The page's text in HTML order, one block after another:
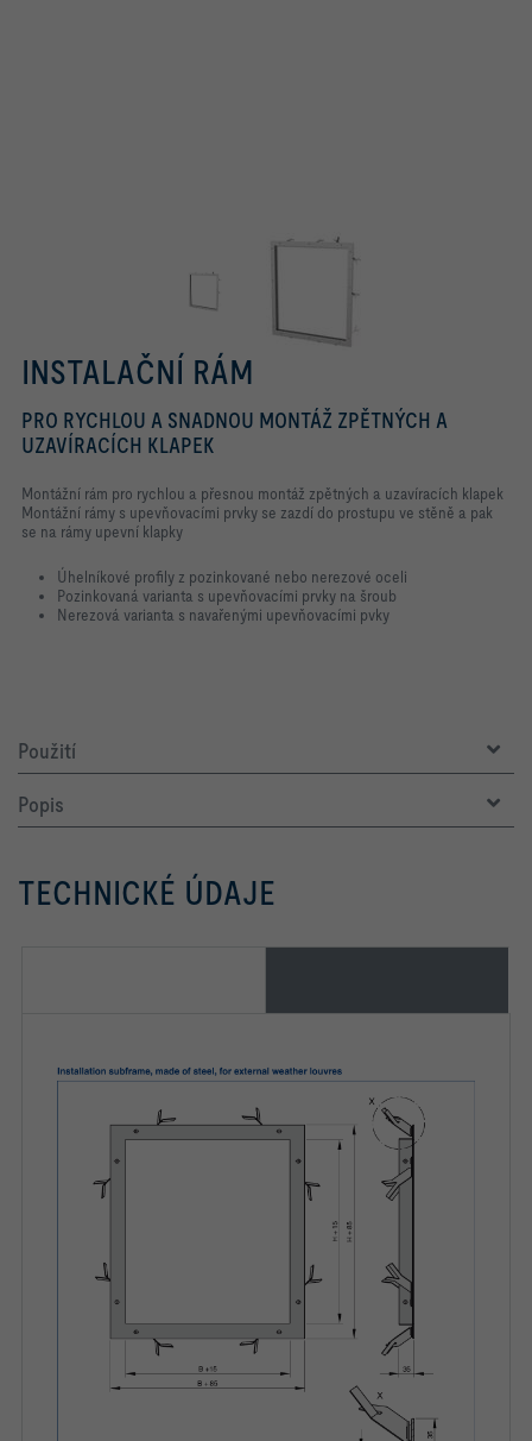
INSTALAČNÍ RÁM
PRO RYCHLOU A SNADNOU MONTÁŽ ZPĚTNÝCH A
UZAVÍRACÍCH KLAPEK
Montážní rám pro rychlou a přesnou montáž zpětných a uzavíracích klapek
Montážní rámy s upevňovacími prvky se zazdí do prostupu ve stěně a pak
se na rámy upevní klapky
Úhelníkové profily z pozinkované nebo nerezové oceli
Pozinkovaná varianta s upevňovacími prvky na šroub
Nerezová varianta s navařenými upevňovacími pvky
Použití
Popis
TECHNICKÉ ÚDAJE